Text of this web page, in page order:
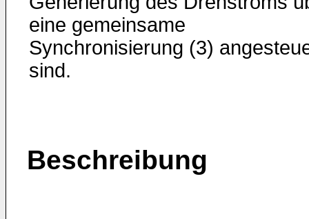
eine gemeinsame
Synchronisierung (3)
sind.
Beschreibung